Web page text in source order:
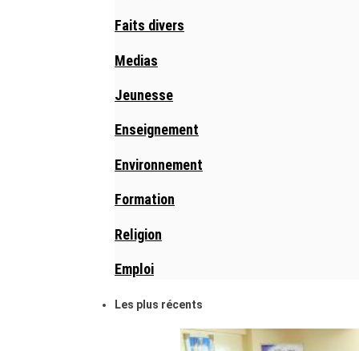
Faits divers
Medias
Jeunesse
Enseignement
Environnement
Formation
Religion
Emploi
Les plus récents